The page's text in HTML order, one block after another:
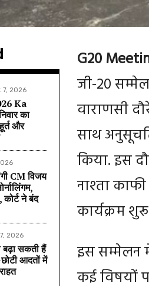
7, 2026
Ka
का
और
CM विजय
कोर्ट ने बंद
2026
बढ़ा सकती हैं
आदतों में
G20
जी-20
वाराणसी
साथ
किया. इस
नाश्ता
कार्यक्रम
इस सम्मेलन
कई विषयों